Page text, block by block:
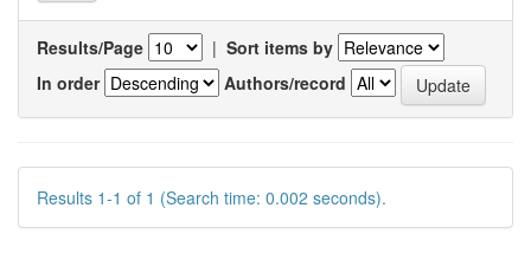
Results/Page | Sort items by
In order
Authors/record
Results 1-1 of 1 (Search time: 0.002 seconds).